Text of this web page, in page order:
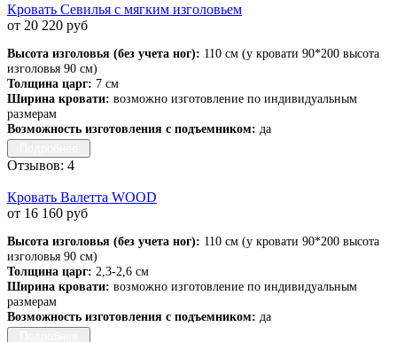
Кровать Севилья с мягким изголовьем
от 20 220 руб
Высота изголовья (без учета ног): 110 см (у кровати 90*200 высота
изголовья 90 см)
Толщина царг: 7 см
Ширина кровати: возможно изготовление по индивидуальным
размерам
Возможность изготовления с подъемником: да
Отзывов: 4
Кровать Валетта WOOD
от 16 160 руб
Высота изголовья (без учета ног): 110 см (у кровати 90*200 высота
изголовья 90 см)
Толщина царг: 2,3-2,6 см
Ширина кровати: возможно изготовление по индивидуальным
размерам
Возможность изготовления с подъемником: да